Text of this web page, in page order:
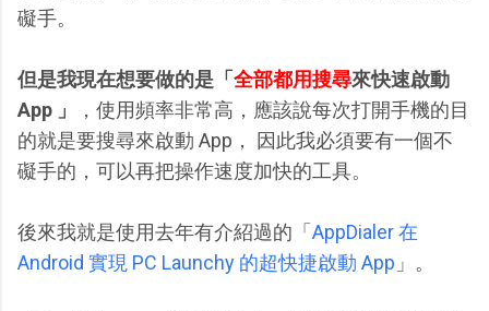
礙手。
但是我現在想要做的是「 全部都用搜尋來快速啟動
App 」
，使用頻率非常高，應該說每次打開手機的目
的就是要搜尋來啟動 App， 因此我必須要有一個不
礙手的，可以再把操作速度加快的工具。
後來我就是使用去年有介紹過的「 AppDialer 在
Android 實現 PC Launchy 的超快捷啟動 App 」。